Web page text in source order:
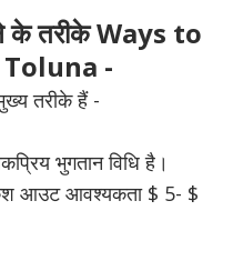
के तरीके Ways to
-
तरीके हैं -
भुगतान विधि है।
आउट आवश्यकता $ 5- $